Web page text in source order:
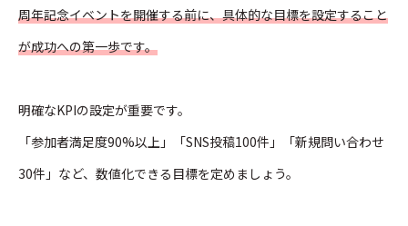
周年記念イベントを開催する前に、具体的な目標を設定すること
が成功への第一歩です。
明確なKPIの設定が重要です。
「参加者満足度90%以上」「SNS投稿100件」「新規問い合わせ
30件」など、数値化できる目標を定めましょう。